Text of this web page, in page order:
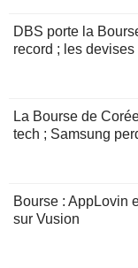
DBS porte la
record ; les
La Bourse de
tech ; Samsung
Bourse : AppLovin
sur Vusion